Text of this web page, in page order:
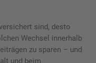
sind, desto
Wechsel innerhalb
zu sparen – und